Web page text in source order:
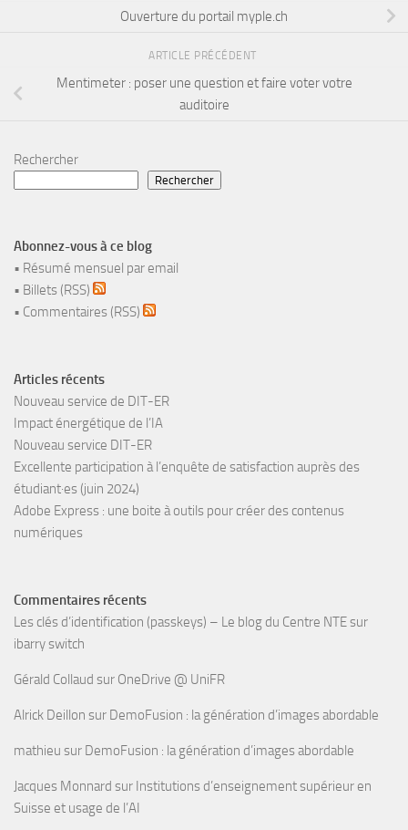
Ouverture du portail myple.ch
ARTICLE PRÉCÉDENT
Mentimeter : poser une question et faire voter votre
auditoire
Rechercher
Rechercher
Abonnez-vous à ce blog
• Résumé mensuel par email
• Billets (RSS)
• Commentaires (RSS)
Articles récents
Nouveau service de DIT-ER
Impact énergétique de l’IA
Nouveau service DIT-ER
Excellente participation à l’enquête de satisfaction auprès des
étudiant·es (juin 2024)
Adobe Express : une boite à outils pour créer des contenus
numériques
Commentaires récents
Les clés d’identification (passkeys) – Le blog du Centre NTEsur
ibarry switch
Gérald Collaud sur OneDrive @ UniFR
Alrick Deillon sur DemoFusion : la génération d’images abordable
mathieu sur DemoFusion : la génération d’images abordable
Jacques Monnard sur Institutions d’enseignement supérieur en
Suisse et usage de l’AI